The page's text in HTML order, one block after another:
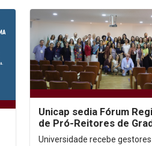
Unicap sedia Fórum
de Pró-Reitores de
Universidade recebe